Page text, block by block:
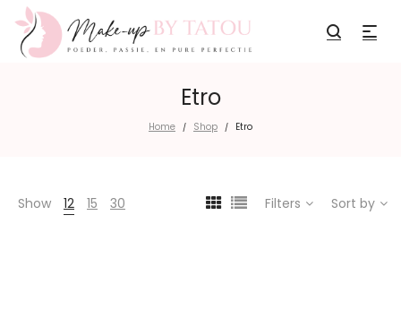
Etro
Home / Shop / Etro
Show 12 15 30 Filters Sort by